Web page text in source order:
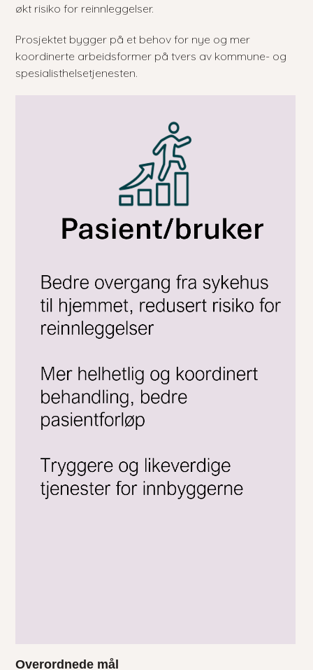
økt risiko for reinnleggelser.
Prosjektet bygger på et behov for nye og mer
koordinerte arbeidsformer på tvers av kommune- og
spesialisthelsetjenesten.
Overordnede mål